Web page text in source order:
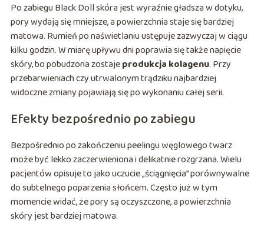
Po zabiegu Black Doll skóra jest wyraźnie gładsza w dotyku,
pory wydają się mniejsze, a powierzchnia staje się bardziej
matowa. Rumień po naświetlaniu ustępuje zazwyczaj w ciągu
kilku godzin. W miarę upływu dni poprawia się także napięcie
skóry, bo pobudzona zostajeprodukcja kolagenu. Przy
przebarwieniach czy utrwalonym trądziku najbardziej
widoczne zmiany pojawiają się po wykonaniu całej serii.
Efekty bezpośrednio po zabiegu
Bezpośrednio po zakończeniu peelingu węglowego twarz
może być lekko zaczerwieniona i delikatnie rozgrzana. Wielu
pacjentów opisuje to jako uczucie „ściągnięcia” porównywalne
do subtelnego poparzenia słońcem. Często już w tym
momencie widać, że pory są oczyszczone, a powierzchnia
skóry jest bardziej matowa.